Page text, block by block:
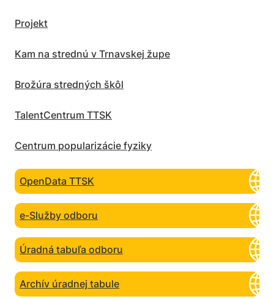
Projekt
Kam na strednú v Trnavskej župe
Brožúra stredných škôl
TalentCentrum TTSK
Centrum popularizácie fyziky
OpenData TTSK
e-Služby odboru
Úradná tabuľa odboru
Archív úradnej tabule